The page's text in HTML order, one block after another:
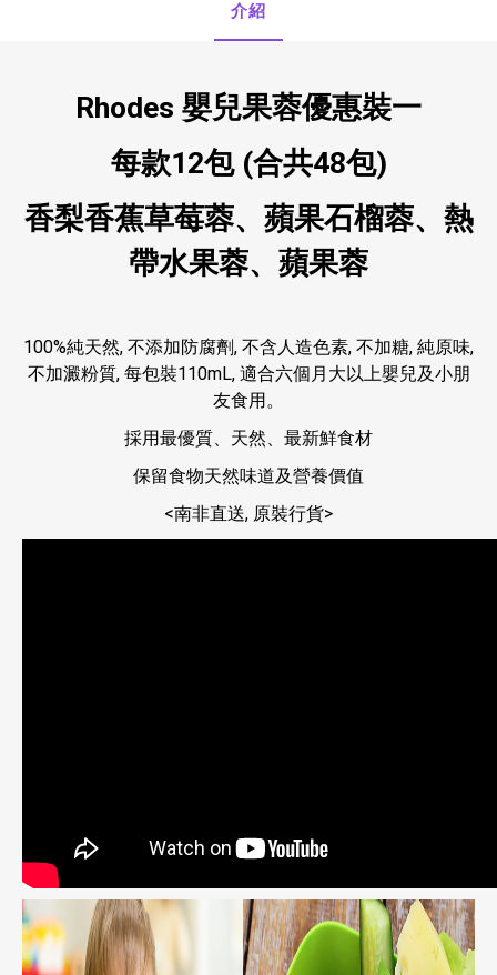
介紹
Rhodes 嬰兒果蓉優惠裝一
每款12包 (合共48包)
香梨香蕉草莓蓉、蘋果石榴蓉、熱
帶水果蓉、蘋果蓉
100%純天然, 不添加防腐劑, 不含人造色素, 不加糖, 純原味,
不加澱粉質, 每包裝110mL, 適合六個月大以上嬰兒及小朋
友食用。
採用最優質、天然、最新鮮食材
保留食物天然味道及營養價值
<南非直送, 原裝行貨>